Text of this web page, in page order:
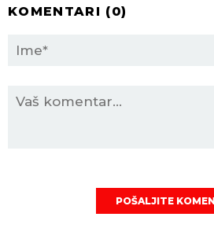
KOMENTARI (0)
POŠALJITE